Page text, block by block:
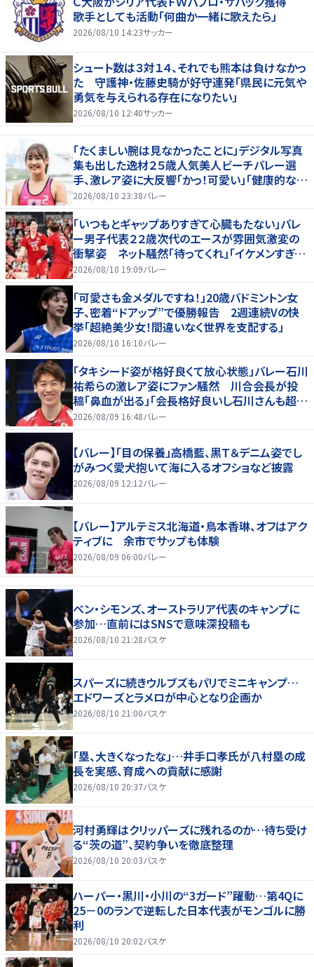
歌手としても活動「何曲か一緒に歌えたら」
2026/08/10 14:23サッカー
シュート数は３対１４、それでも熊本は負けなかっ
た 守護神・佐藤史騎が好守連発「県民に元気や
勇気を与えられる存在になりたい」
2026/08/10 12:40サッカー
「たくましい腕は見なかったことに」デジタル写真
集も出した逸材２５歳人気美人ビーチバレー選
手、激レア姿に大反響「かっ！可愛い」「健康的なキ
レイさ」
2026/08/10 23:38バレー
「いつもとギャップありすぎて心臓もたない」バレ
ー男子代表２２歳次代のエースが雰囲気激変の
衝撃姿 ネット騒然「待ってくれ」「イケメンすぎる
から話はいってこない」
2026/08/10 19:09バレー
「可愛さも金メダルですね！」20歳バドミントン女
子、密着“ドアップ”で優勝報告 2週連続Vの快
挙「超絶美少女！間違いなく世界を支配する」
2026/08/10 16:10バレー
「タキシード姿が格好良くて放心状態」バレー石川
祐希らの激レア姿にファン騒然 川合会長が投
稿「鼻血が出る」「会長格好良いし石川さんも超格
好いい」
2026/08/09 16:48バレー
【バレー】「目の保養」高橋藍、黒Ｔ＆デニム姿でし
がみつく愛犬抱いて海に入るオフショなど披露
2026/08/09 12:12バレー
【バレー】アルテミス北海道・鳥本香琳、オフはアク
ティブに 余市でサップも体験
2026/08/09 06:00バレー
ベン・シモンズ、オーストラリア代表のキャンプに
参加…直前にはSNSで意味深投稿も
2026/08/10 21:28バスケ
スパーズに続きウルブズもパリでミニキャンプ…
エドワーズとラメロが中心となり企画か
2026/08/10 21:00バスケ
「塁、大きくなったな」…井手口孝氏が八村塁の成
長を実感、育成への貢献に感謝
2026/08/10 20:37バスケ
河村勇輝はクリッパーズに残れるのか…待ち受け
る“茨の道”、契約争いを徹底整理
2026/08/10 20:03バスケ
ハーパー・黒川・小川の“3ガード”躍動…第4Qに
25－0のランで逆転した日本代表がモンゴルに勝
利
2026/08/10 20:02バスケ